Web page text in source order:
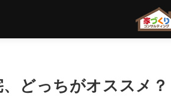
どっちがオススメ？